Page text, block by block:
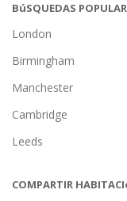
BúSQUEDAS
London
Birmingham
Manchester
Cambridge
Leeds
COMPARTIR